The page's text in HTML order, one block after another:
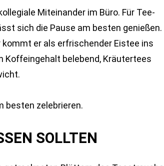
Miteinander im Büro. Für Tee-
sich die Pause am besten genießen.
er als erfrischender Eistee ins
Koffeingehalt belebend, Kräutertees
besten zelebrieren.
SOLLTEN